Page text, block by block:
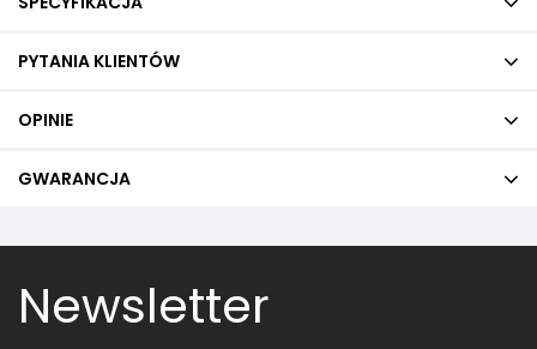
PYTANIA KLIENTÓW
OPINIE
GWARANCJA
Newsletter